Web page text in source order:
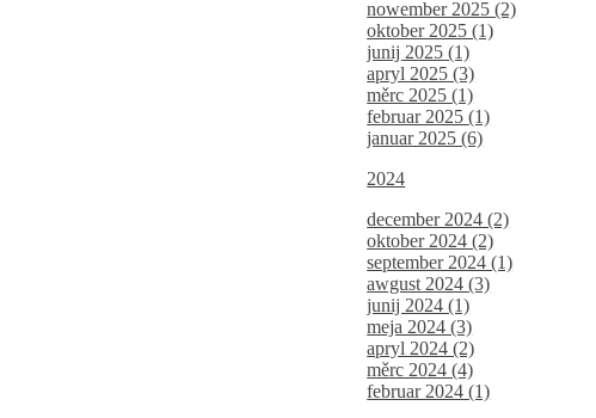
nowember 2025 (2)
oktober 2025 (1)
junij 2025 (1)
apryl 2025 (3)
měrc 2025 (1)
februar 2025 (1)
januar 2025 (6)
2024
december 2024 (2)
oktober 2024 (2)
september 2024 (1)
awgust 2024 (3)
junij 2024 (1)
meja 2024 (3)
apryl 2024 (2)
měrc 2024 (4)
februar 2024 (1)